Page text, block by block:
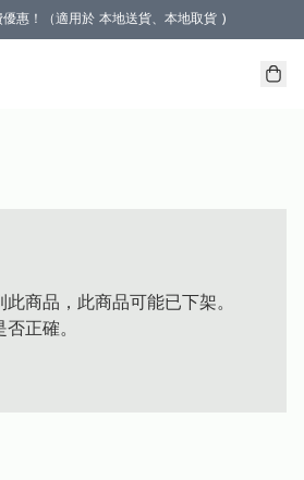
惠！（適用於 本地送貨、本地取貨 )
商品，此商品可能已下架。
正確。